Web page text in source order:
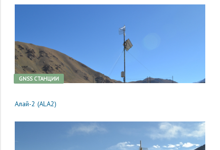
GNSS CТАНЦИИ
Алай-2 (ALA2)